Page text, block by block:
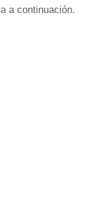
a continuación.